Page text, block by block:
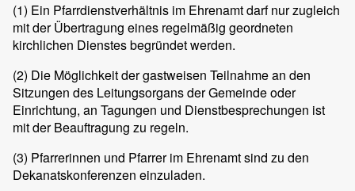
(1) Ein Pfarrdienstverhältnis im Ehrenamt darf nur zugleich
mit der Übertragung eines regelmäßig geordneten
kirchlichen Dienstes begründet werden.
(2) Die Möglichkeit der gastweisen Teilnahme an den
Sitzungen des Leitungsorgans der Gemeinde oder
Einrichtung, an Tagungen und Dienstbesprechungen ist
mit der Beauftragung zu regeln.
(3) Pfarrerinnen und Pfarrer im Ehrenamt sind zu den
Dekanatskonferenzen einzuladen.